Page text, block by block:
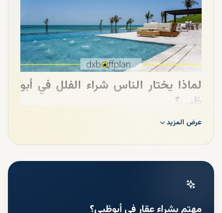
لماذا يختار الناس شراء الفلل في أبو
ظبي؟
امتلاك فيلا في أبو ظبي ليس فقط استثمارًا بعوائد عالية، ولكنه
مستويات الأمان، الأعمال المربحة، الدخل المعفى من الضرائب
العربية المتحدة. يمكنك هنا قراءة قائمة بأهم مزايا أبوظبي التي
وسائل الراحة ذات المستوى العالمي للفلل في
أبو ظبي
عرض المزيد
مهتم بشراء عقار في أبوظبي؟